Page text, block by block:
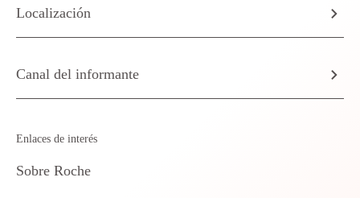
Localización
Canal del informante
Enlaces de interés
Sobre Roche